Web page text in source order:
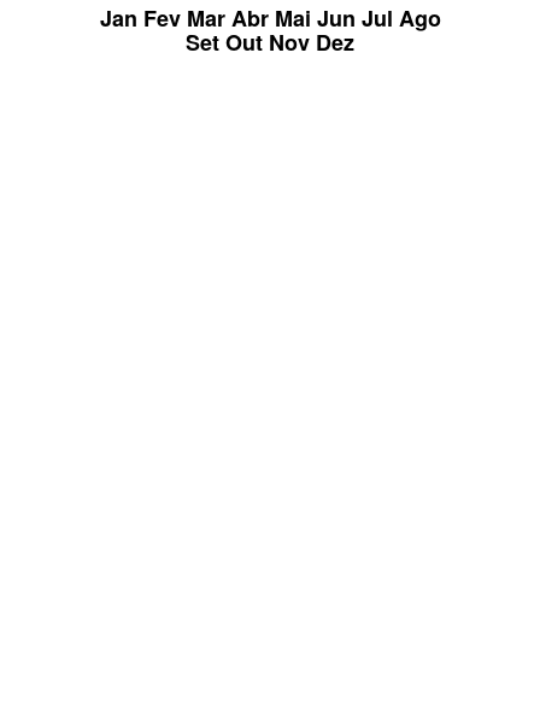
Jan Fev MarAbr Mai Jun Jul Ago
SetOut Nov Dez